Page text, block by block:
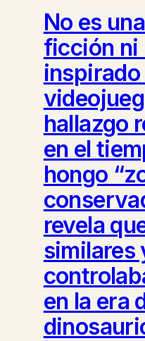
No es
ficción ni
inspirado
hallazgo
en el
hongo
revela
similares
en la era